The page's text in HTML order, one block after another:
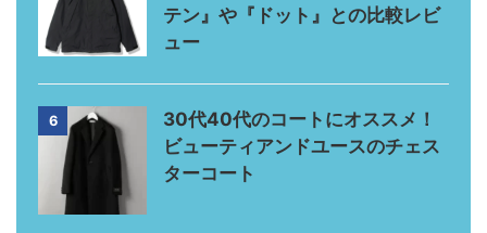
テン』や『ドット』との比較レビ
ュー
6
30代40代のコートにオススメ！
ビューティアンドユースのチェス
ターコート